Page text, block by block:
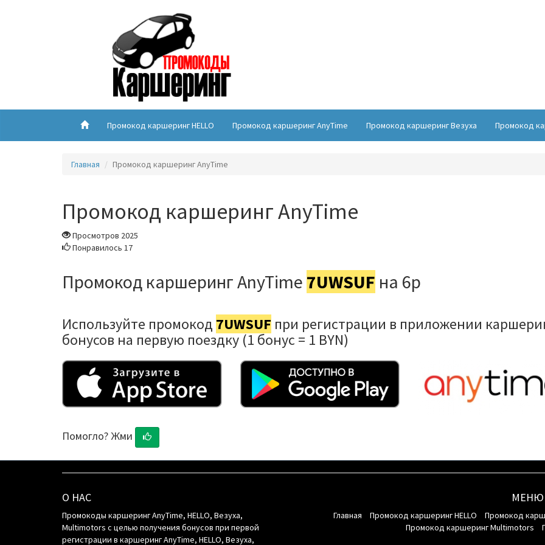
Промокод каршеринг HELLO Промокод каршеринг AnyTime Промокод каршеринг Везуха Промокод
Главная Промокод каршеринг AnyTime
Промокод каршеринг AnyTime
Просмотров 2025
Понравилось 17
Промокод каршеринг AnyTime 7UWSUF на 6р
Используйте промокод 7UWSUF при регистрации в приложении
бонусов на первую поездку (1 бонус = 1 BYN)
Помогло? Жми
О НАС
Промокоды каршеринг AnyTime, HELLO, Везуха,
Multimotors с целью получения бонусов при первой
регистрации в каршеринг AnyTime, HELLO, Везуха,
МЕНЮ
Главная Промокод каршеринг HELLO Промокод
Промокод каршеринг Multimotors